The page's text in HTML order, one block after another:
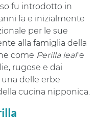
fu introdotto in
fa e inizialmente
per le sue
alla famiglia della
come Perilla leafe
rugose e dai
delle erbe
cucina nipponica.